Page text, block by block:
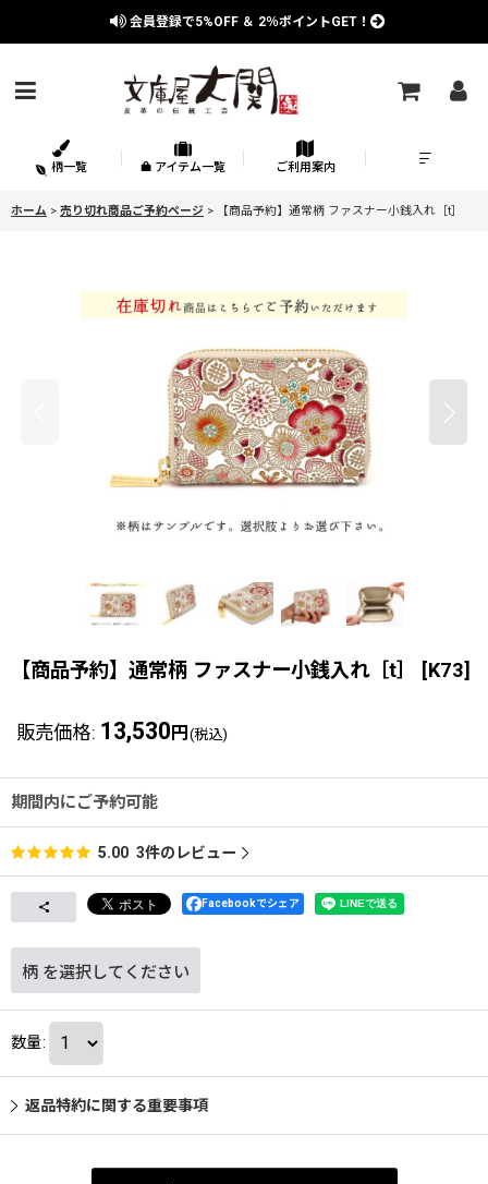
会員登録で5%OFF ＆ 2％ポイントGET！
柄一覧 アイテム一覧 ご利用案内
ホーム > 売り切れ商品ご予約ページ > 【商品予約】通常柄 ファスナー小銭入れ［t］
【商品予約】通常柄 ファスナー小銭入れ［t］ [K73]
販売価格: 13,530 円 (税込)
期間内にご予約可能
5.00 3件のレビュー
Facebookでシェア
柄 を選択してください
数量:
返品特約に関する重要事項